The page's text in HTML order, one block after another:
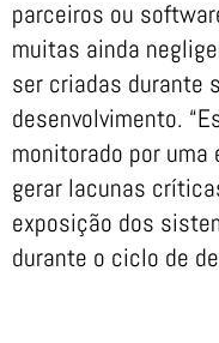
parceiros ou
muitas ainda
ser criadas durante
desenvolvimento.
monitorado por
gerar lacunas
exposição dos
durante o ciclo de